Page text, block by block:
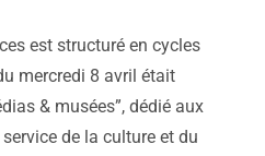
est structuré en cycles
mercredi 8 avril était
& musées”, dédié aux
de la culture et du